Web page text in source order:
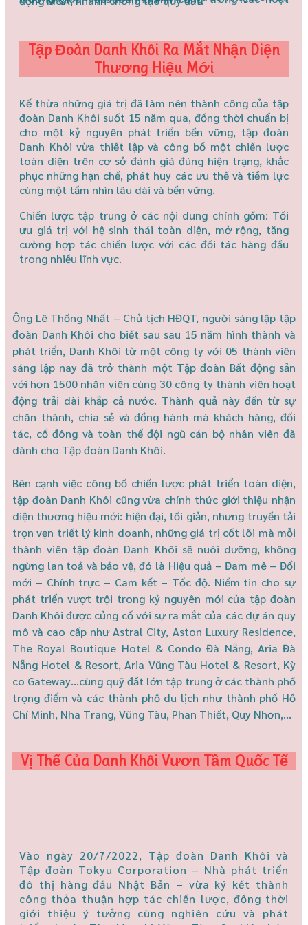
Tập Đoàn Danh Khôi Ra Mắt Nhận Diện
Thương Hiệu Mới
Kế thừa những giá trị đã làm nên thành công của tập
đoàn Danh Khôi suốt 15 năm qua, đồng thời chuẩn bị
cho một kỷ nguyên phát triển bền vững, tập đoàn
Danh Khôi vừa thiết lập và công bố một chiến lược
toàn diện trên cơ sở đánh giá đúng hiện trạng, khắc
phục những hạn chế, phát huy các ưu thế và tiềm lực
cùng một tầm nhìn lâu dài và bền vững.
Chiến lược tập trung ở các nội dung chính gồm: Tối
ưu giá trị với hệ sinh thái toàn diện, mở rộng, tăng
cường hợp tác chiến lược với các đối tác hàng đầu
trong nhiều lĩnh vực.
Ông Lê Thống Nhất – Chủ tịch HĐQT, người sáng lập tập
đoàn Danh Khôi cho biết sau sau 15 năm hình thành và
phát triển, Danh Khôi từ một công ty với 05 thành viên
sáng lập nay đã trở thành một Tập đoàn Bất động sản
với hơn 1500 nhân viên cùng 30 công ty thành viên hoạt
động trải dài khắp cả nước. Thành quả này đến từ sự
chân thành, chia sẻ và đồng hành mà khách hàng, đối
tác, cổ đông và toàn thể đội ngũ cán bộ nhân viên đã
dành cho Tập đoàn Danh Khôi.
Bên cạnh việc công bố chiến lược phát triển toàn diện,
tập đoàn Danh Khôi cũng vừa chính thức giới thiệu nhận
diện thương hiệu mới: hiện đại, tối giản, nhưng truyền tải
trọn vẹn triết lý kinh doanh, những giá trị cốt lõi mà mỗi
thành viên tập đoàn Danh Khôi sẽ nuôi dưỡng, không
ngừng lan toả và bảo vệ, đó là Hiệu quả – Đam mê – Đổi
mới – Chính trực – Cam kết – Tốc độ. Niềm tin cho sự
phát triển vượt trội trong kỷ nguyên mới của tập đoàn
Danh Khôi được củng cố với sự ra mắt của các dự án quy
mô và cao cấp như Astral City, Aston Luxury Residence,
The Royal Boutique Hotel & Condo Đà Nẵng, Aria Đà
Nẵng Hotel & Resort, Aria Vũng Tàu Hotel & Resort, Kỳ
co Gateway…cùng quỹ đất lớn tập trung ở các thành phố
trọng điểm và các thành phố du lịch như thành phố Hồ
Chí Minh, Nha Trang, Vũng Tàu, Phan Thiết, Quy Nhơn,…
Vị Thế Của Danh Khôi Vươn Tầm Quốc Tế
Vào ngày 20/7/2022, Tập đoàn Danh Khôi và
Tập đoàn Tokyu Corporation – Nhà phát triển
đô thị hàng đầu Nhật Bản – vừa ký kết thành
công thỏa thuận hợp tác chiến lược, đồng thời
giới thiệu ý tưởng cùng nghiên cứu và phát